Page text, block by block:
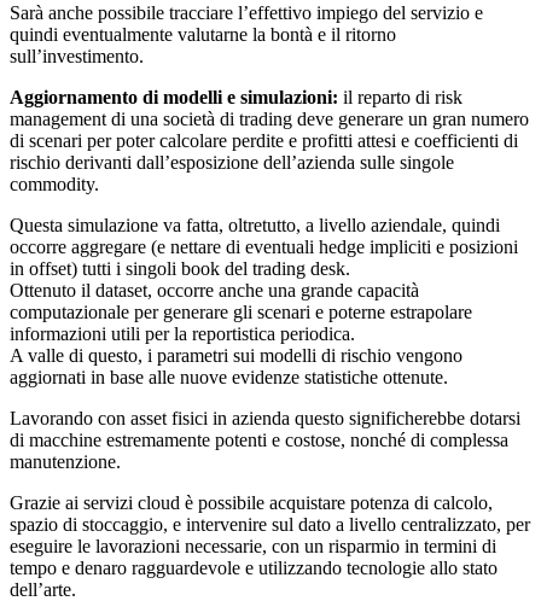
Sarà anche possibile tracciare l’effettivo impiego del servizio e
quindi eventualmente valutarne la bontà e il ritorno
sull’investimento.
Aggiornamento di modelli e simulazioni: il reparto di risk
management di una società di trading deve generare un gran numero
di scenari per poter calcolare perdite e profitti attesi e coefficienti di
rischio derivanti dall’esposizione dell’azienda sulle singole
commodity.
Questa simulazione va fatta, oltretutto, a livello aziendale, quindi
occorre aggregare (e nettare di eventuali hedge impliciti e posizioni
in offset) tutti i singoli book del trading desk.
Ottenuto il dataset, occorre anche una grande capacità
computazionale per generare gli scenari e poterne estrapolare
informazioni utili per la reportistica periodica.
A valle di questo, i parametri sui modelli di rischio vengono
aggiornati in base alle nuove evidenze statistiche ottenute.
Lavorando con asset fisici in azienda questo significherebbe dotarsi
di macchine estremamente potenti e costose, nonché di complessa
manutenzione.
Grazie ai servizi cloud è possibile acquistare potenza di calcolo,
spazio di stoccaggio, e intervenire sul dato a livello centralizzato, per
eseguire le lavorazioni necessarie, con un risparmio in termini di
tempo e denaro ragguardevole e utilizzando tecnologie allo stato
dell’arte.